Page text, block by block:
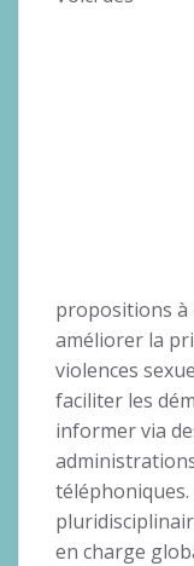
propositions à
améliorer la
violences
faciliter les
informer via
téléphoniques.
en charge